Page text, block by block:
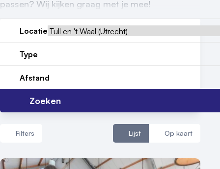
passen? Wij kijken graag met je mee!
Locatie
Type
Afstand
Zoeken
Filters Lijst Op kaart